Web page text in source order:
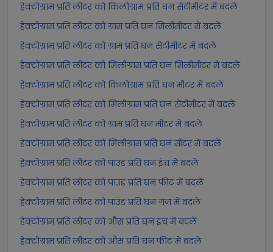
हेक्टोग्राम प्रति लीटर को किलोग्राम प्रति घन सेंटीमीटर में बदलें
हेक्टोग्राम प्रति लीटर को ग्राम प्रति घन मिलीमीटर में बदलें
हेक्टोग्राम प्रति लीटर को ग्राम प्रति घन सेंटीमीटर में बदलें
हेक्टोग्राम प्रति लीटर को मिलीग्राम प्रति घन मिलीमीटर में बदलें
हेक्टोग्राम प्रति लीटर को किलोग्राम प्रति घन मीटर में बदलें
हेक्टोग्राम प्रति लीटर को मिलीग्राम प्रति घन सेंटीमीटर में बदलें
हेक्टोग्राम प्रति लीटर को ग्राम प्रति घन मीटर में बदलें
हेक्टोग्राम प्रति लीटर को मिलीग्राम प्रति घन मीटर में बदलें
हेक्टोग्राम प्रति लीटर को पाउंड प्रति घन इंच में बदलें
हेक्टोग्राम प्रति लीटर को पाउंड प्रति घन फीट में बदलें
हेक्टोग्राम प्रति लीटर को पाउंड प्रति घन गज में बदलें
हेक्टोग्राम प्रति लीटर को औंस प्रति घन इंच में बदलें
हेक्टोग्राम प्रति लीटर को औंस प्रति घन फीट में बदलें